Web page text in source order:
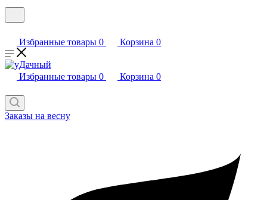
Избранные товары 0 Корзина 0
Избранные товары 0 Корзина 0
Заказы на весну